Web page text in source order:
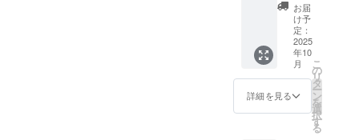
滞在費
は各自
でご負
担くだ
さい。
い。 ◆
大きい
実写の
り /18
00mm×
600mm
◆30分
あなた
チェキ
券4枚
（当日
以降も
使えま
す） 有
効期限
2026.10
会場チ
ケット
5000円
分両会
場ドリ
ンク代
別途 ・
両会場
会場チ
ケット
お届
け予
定：
2025
年10
月
詳細を見る
こ
の
リ
タ
ー
ン
を
選
択
す
る